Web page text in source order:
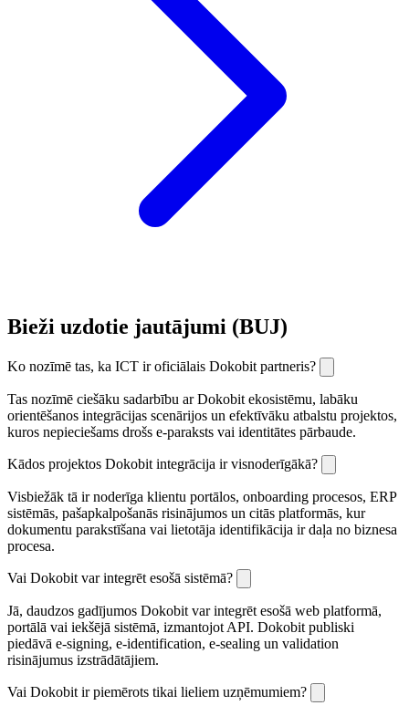
Bieži uzdotie jautājumi (BUJ)
Ko nozīmē tas, ka ICT ir oficiālais Dokobit partneris?
Tas nozīmē ciešāku sadarbību ar Dokobit ekosistēmu, labāku
orientēšanos integrācijas scenārijos un efektīvāku atbalstu projektos,
kuros nepieciešams drošs e-paraksts vai identitātes pārbaude.
Kādos projektos Dokobit integrācija ir visnoderīgākā?
Visbiežāk tā ir noderīga klientu portālos, onboarding procesos, ERP
sistēmās, pašapkalpošanās risinājumos un citās platformās, kur
dokumentu parakstīšana vai lietotāja identifikācija ir daļa no biznesa
procesa.
Vai Dokobit var integrēt esošā sistēmā?
Jā, daudzos gadījumos Dokobit var integrēt esošā web platformā,
portālā vai iekšējā sistēmā, izmantojot API. Dokobit publiski
piedāvā e-signing, e-identification, e-sealing un validation
risinājumus izstrādātājiem.
Vai Dokobit ir piemērots tikai lieliem uzņēmumiem?